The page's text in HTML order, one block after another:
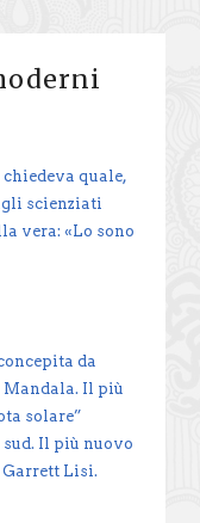
quale,
scienziati
vera: «Lo sono
da
Mandala. Il più
solare”
Il più nuovo
Lisi.